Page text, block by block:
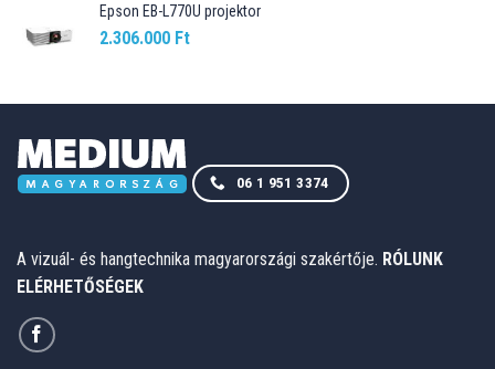
Epson EB-L770U projektor
2.306.000 Ft
06 1 951 3374
A vizuál- és hangtechnika magyarországi szakértője. RÓLUNK
ELÉRHETŐSÉGEK